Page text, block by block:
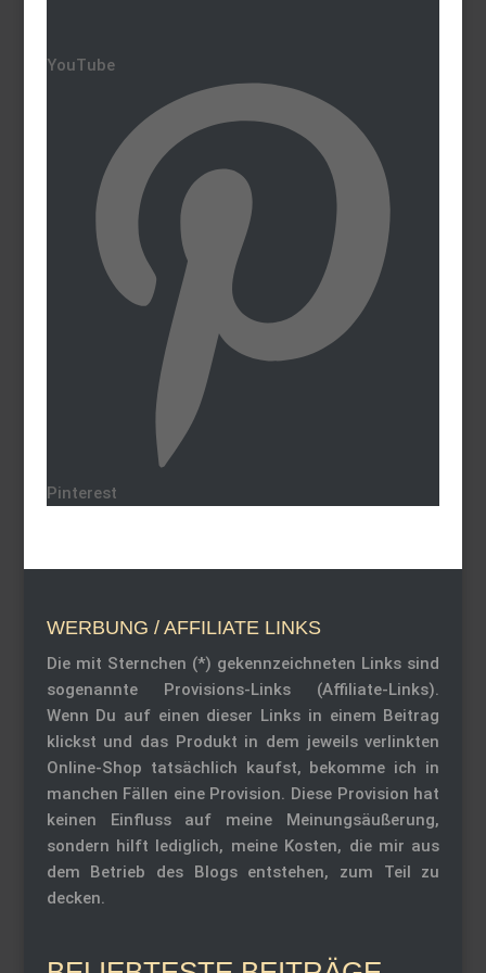
YouTube
Pinterest
WERBUNG / AFFILIATE LINKS
Die mit Sternchen (*) gekennzeichneten Links sind
sogenannte Provisions-Links (Affiliate-Links).
Wenn Du auf einen dieser Links in einem Beitrag
klickst und das Produkt in dem jeweils verlinkten
Online-Shop tatsächlich kaufst, bekomme ich in
manchen Fällen eine Provision. Diese Provision hat
keinen Einfluss auf meine Meinungsäußerung,
sondern hilft lediglich, meine Kosten, die mir aus
dem Betrieb des Blogs entstehen, zum Teil zu
decken.